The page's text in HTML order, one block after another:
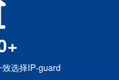
选择IP-guard